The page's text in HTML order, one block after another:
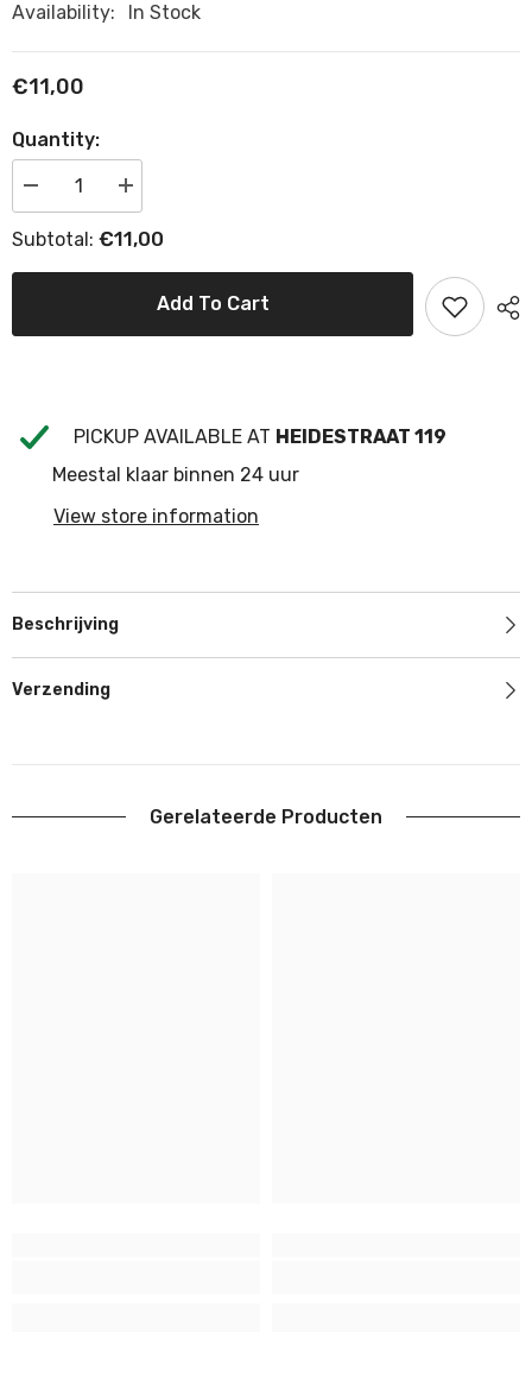
Availability:
In Stock
€11,00
Quantity:
Decrease
quantity
for
Bakeliet
Dimmer
Increase
quantity
for
Bakeliet
Eindstuk
Dimmer
Subtotal: €11,00
Add To Cart
PICKUP AVAILABLE AT HEIDESTRAAT 119
Meestal klaar binnen 24 uur
View store information
Beschrijving
Verzending
Gerelateerde Producten